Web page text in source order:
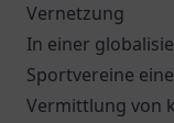
Vernetzung
In einer
Sportvereine
Vermittlung von